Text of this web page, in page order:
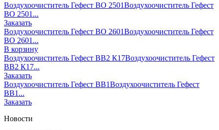
Воздухоочиститель Гефест ВО 2501Воздухоочиститель Гефест
ВО 2501...
Заказать
Воздухоочиститель Гефест ВО 2601Воздухоочиститель Гефест
ВО 2601...
В корзину
Воздухоочиститель Гефест ВВ2 К17Воздухоочиститель Гефест
ВВ2 К17...
Заказать
Воздухоочиститель Гефест ВВ1Воздухоочиститель Гефест
ВВ1...
Заказать
Новости